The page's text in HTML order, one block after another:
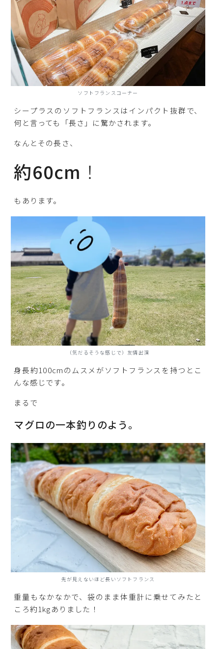
ソフトフランスコーナー
シープラスのソフトフランスはインパクト抜群で、
何と言っても「長さ」に驚かされます。
なんとその長さ、
約60cm ！
もあります。
（気だるそうな感じで）友情出演
身長約100cmのムスメがソフトフランスを持つとこ
んな感じです。
まるで
マグロの一本釣りのよう。
先が見えないほど長いソフトフランス
重量もなかなかで、袋のまま体重計に乗せてみたと
ころ約1kgありました！